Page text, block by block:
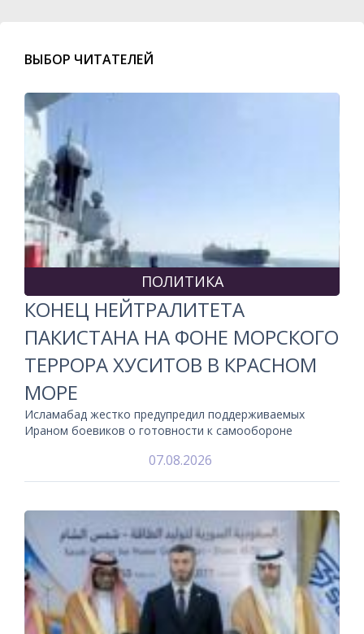
ВЫБОР ЧИТАТЕЛЕЙ
ПОЛИТИКА
КОНЕЦ НЕЙТРАЛИТЕТА
ПАКИСТАНА НА ФОНЕ МОРСКОГО
ТЕРРОРА ХУСИТОВ В КРАСНОМ
МОРЕ
Исламабад жестко предупредил поддерживаемых
Ираном боевиков о готовности к самообороне
07.08.2026